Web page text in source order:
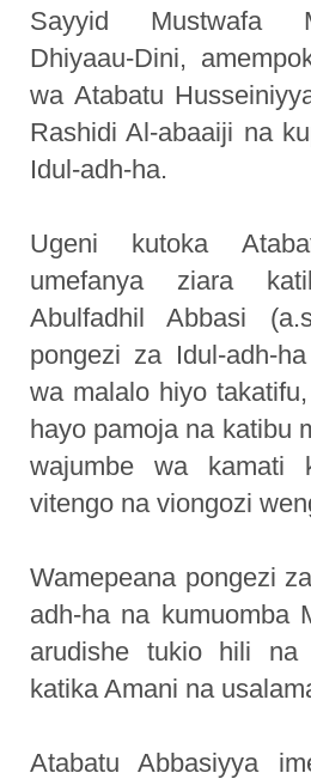
Sayyid Mustwafa
Dhiyaau-Dini,
wa Atabatu
Rashidi Al-abaaiji na
Idul-adh-ha.
Ugeni kutoka
umefanya ziara
Abulfadhil Abbasi
pongezi za Idul-adh-
wa malalo hiyo
hayo pamoja na katibu
wajumbe wa kamati
vitengo na viongozi
Wamepeana pongezi
adh-ha na kumuomba
arudishe tukio hili
katika Amani na
Atabatu Abbasiyya